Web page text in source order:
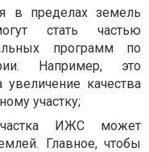
в пределах земель
стать частью
программ по
Например, это
увеличение качества
участку;
ИЖС может
Главное, чтобы